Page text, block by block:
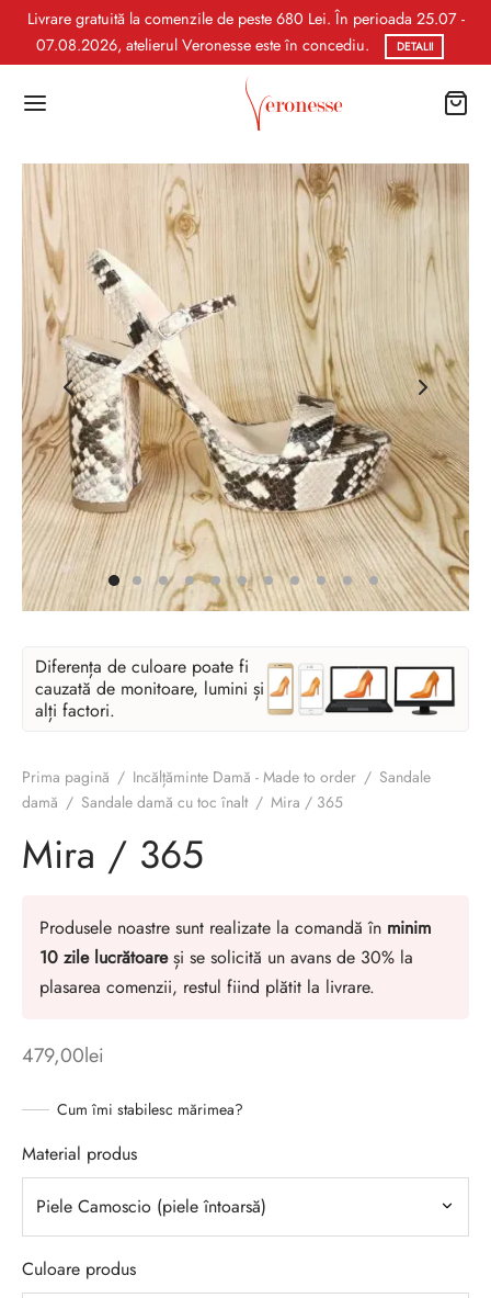
Livrare gratuită la comenzile de peste 680 Lei. În perioada 25.07 -
07.08.2026, atelierul Veronesse este în concediu.
DETALII
Diferența de culoare poate fi
cauzată de monitoare, lumini și
alți factori.
Prima pagină / Incălțăminte Damă - Made to order / Sandale
damă / Sandale damă cu toc înalt / Mira / 365
Mira / 365
Produsele noastre sunt realizate la comandă în minim
10 zile lucrătoareși se solicită un avans de 30% la
plasarea comenzii, restul fiind plătit la livrare.
479,00lei
Cum îmi stabilesc mărimea?
Material produs
Culoare produs